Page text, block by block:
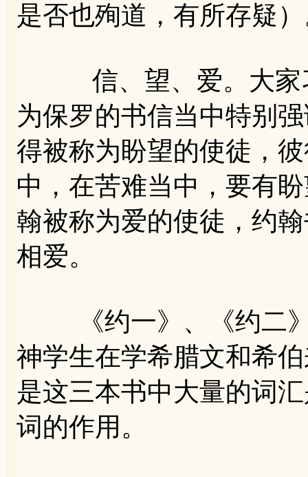
是否也殉道，有所存疑
信、望、爱。大家习
为保罗的书信当中特别
得被称为盼望的使徒，
中，在苦难当中，要有
翰被称为爱的使徒，约
相爱。
《约一》、《约二》
神学生在学希腊文和希
是这三本书中大量的词
词的作用。